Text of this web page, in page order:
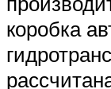
коробка